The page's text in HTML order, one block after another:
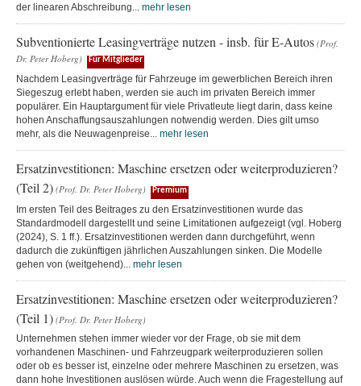
der linearen Abschreibung... mehr lesen
Subventionierte Leasingverträge nutzen - insb. für E-Autos (Prof.
Dr. Peter Hoberg)
Für Mitglieder
Nachdem Leasingverträge für Fahrzeuge im gewerblichen Bereich ihren
Siegeszug erlebt haben, werden sie auch im privaten Bereich immer
populärer. Ein Hauptargument für viele Privatleute liegt darin, dass keine
hohen Anschaffungsauszahlungen notwendig werden. Dies gilt umso
mehr, als die Neuwagenpreise... mehr lesen
Ersatzinvestitionen: Maschine ersetzen oder weiterproduzieren?
(Teil 2) (Prof. Dr. Peter Hoberg) Premium
Im ersten Teil des Beitrages zu den Ersatzinvestitionen wurde das
Standardmodell dargestellt und seine Limitationen aufgezeigt (vgl. Hoberg
(2024), S. 1 ff.). Ersatzinvestitionen werden dann durchgeführt, wenn
dadurch die zukünftigen jährlichen Auszahlungen sinken. Die Modelle
gehen von (weitgehend)... mehr lesen
Ersatzinvestitionen: Maschine ersetzen oder weiterproduzieren?
(Teil 1) (Prof. Dr. Peter Hoberg)
Unternehmen stehen immer wieder vor der Frage, ob sie mit dem
vorhandenen Maschinen- und Fahrzeugpark weiterproduzieren sollen
oder ob es besser ist, einzelne oder mehrere Maschinen zu ersetzen, was
dann hohe Investitionen auslösen würde. Auch wenn die Fragestellung auf